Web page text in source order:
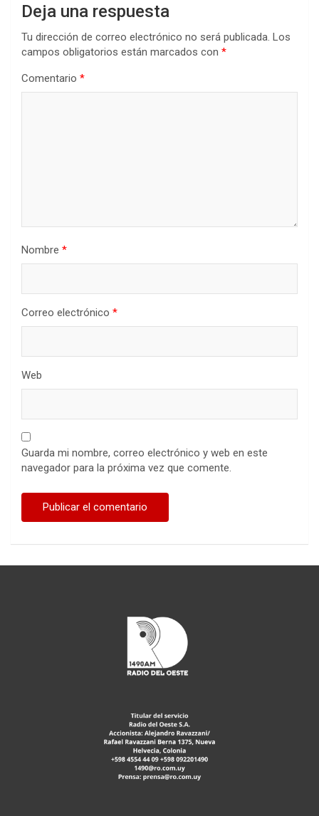
Deja una respuesta
Tu dirección de correo electrónico no será publicada. Los
campos obligatorios están marcados con *
Comentario *
Nombre *
Correo electrónico *
Web
Guarda mi nombre, correo electrónico y web en este
navegador para la próxima vez que comente.